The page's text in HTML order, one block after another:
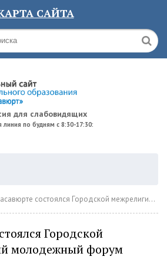
САЙТА
для слабовидящих
линия по будням с 8:30-17:30:
состоялся Городской межрелигиозный молодежный форум
Городской
молодежный форум